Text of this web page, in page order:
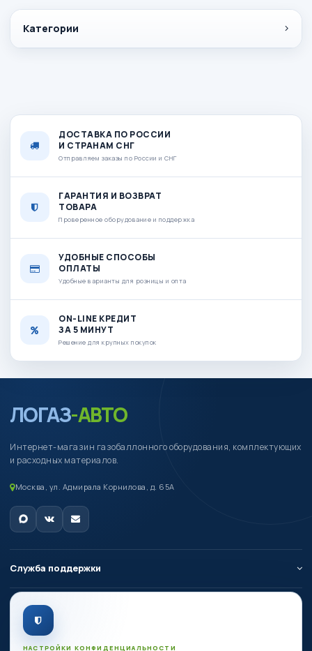
Категории
ДОСТАВКА ПО РОССИИ
И СТРАНАМ СНГ
Отправляем заказы по России и СНГ
ГАРАНТИЯ И ВОЗВРАТ
ТОВАРА
Проверенное оборудование и поддержка
УДОБНЫЕ СПОСОБЫ
ОПЛАТЫ
Удобные варианты для розницы и опта
ON-LINE КРЕДИТ
ЗА 5 МИНУТ
Решение для крупных покупок
ЛОГАЗ-АВТО
Интернет-магазин газобаллонного оборудования, комплектующих
и расходных материалов.
Москва, ул. Адмирала Корнилова, д. 65А
Служба поддержки
О компании
Личный кабинет
НАСТРОЙКИ КОНФИДЕНЦИАЛЬНОСТИ